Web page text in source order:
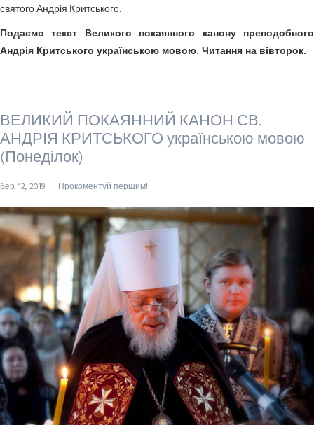
святого Андрія Критського.
Подаємо текст Великого покаянного канону преподобного
Андрія Критського українською мовою. Читання на вівторок.
ВЕЛИКИЙ ПОКАЯННИЙ КАНОН СВ.
АНДРІЯ КРИТСЬКОГО українською мовою
(Понеділок)
бер. 12, 2019 Прокоментуй першим!